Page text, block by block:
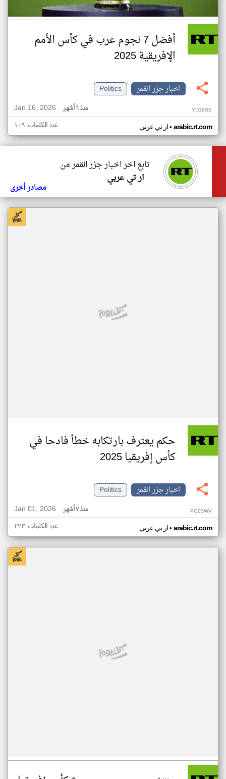
أفضل 7 نجوم عرب في كأس الأمم
الإفريقية 2025
اخبار جزر القمر
Politics
Jan 16, 2026
منذ ٦ أشهر YD16SE
ار تي عربي• arabic.rt.com عدد الكلمات: ١٠٩
تابع اخر اخبار جزر القمر من
ار تي عربي
مصادر أخرى
حكم يعترف بارتكابه خطأ فادحا في
كأس إفريقيا 2025
اخبار جزر القمر
Politics
Jan 01, 2026
منذ ٧ أشهر PG03WV
ار تي عربي• arabic.rt.com عدد الكلمات: ٢٢٣